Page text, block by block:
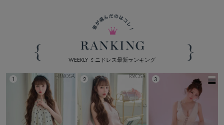
WEEKLY ミニドレス最新ランキング